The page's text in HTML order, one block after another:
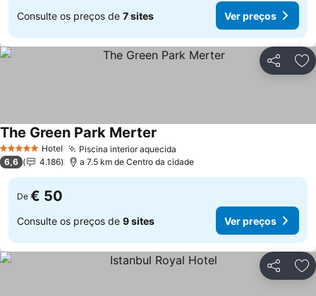
Consulte os preços de 7 sites Ver preços
Partilhar
5 Estrelas Hotel Piscina interior aquecida
The Green Park Merter
6,6 4.186 a 7.5 km de Centro da cidade
De € 50
Consulte os preços de 9 sites Ver preços
Partilhar